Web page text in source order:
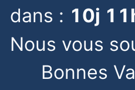
dans : 10j 11
Nous vous
Bonnes